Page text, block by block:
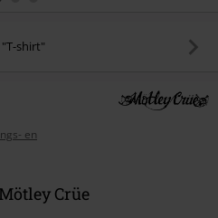
shirt"
en
Crüe